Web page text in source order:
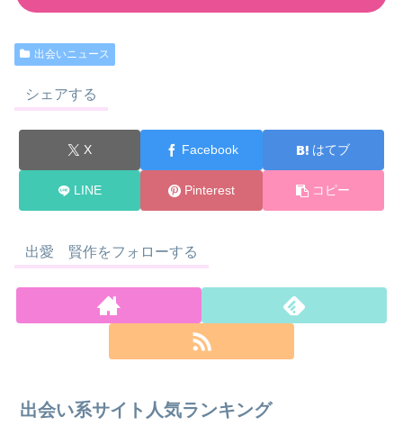
出会いニュース
シェアする
X Facebook はてブ
LINE Pinterest コピー
出愛 賢作をフォローする
出会い系サイト人気ランキング